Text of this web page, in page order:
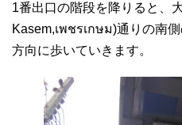
1番出口の階段を降りると、
Kasem,เพชรเกษม)通りの南
方向に歩いていきます。